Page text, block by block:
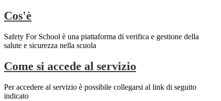
Cos'è
Safety For School è una piattaforma di verifica e gestione della
salute e sicurezza nella scuola
Come si accede al servizio
Per accedere al servizio è possibile collegarsi al link di seguito
indicato